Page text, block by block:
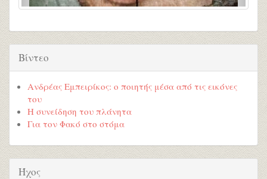
Βίντεο
Ανδρέας Εμπειρίκος: ο ποιητής μέσα από τις εικόνες
του
Η συνείδηση του πλάνητα
Για τον Φακό στο στόμα
Ήχος